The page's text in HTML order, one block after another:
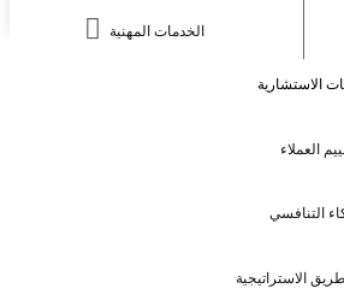
الخدمات المهنية
الاستشارية
العملاء
التنافسي
الاستراتيجية